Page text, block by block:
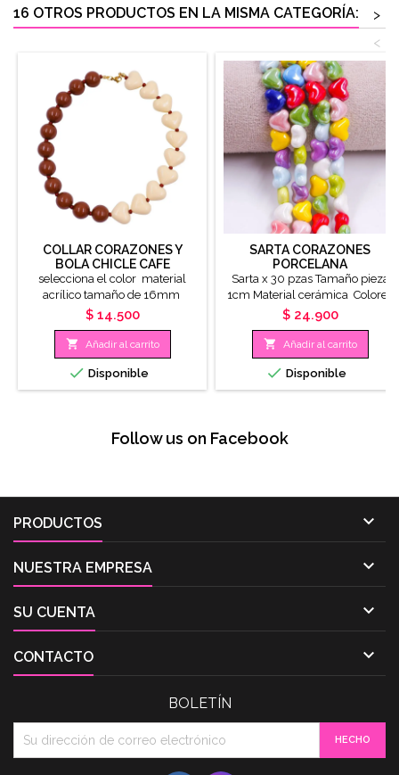
16 OTROS PRODUCTOS EN LA MISMA CATEGORÍA:
>
<
COLLAR CORAZONES Y
BOLA CHICLE CAFE
AMARILLO PASTEL X
UNIDAD
selecciona el color material
acrílico tamaño de 16mm
Precio
$ 14.500
 Añadir al carrito
 Disponible
SARTA CORAZONES
PORCELANA
Sarta x 30 pzas Tamaño pieza
1cm Material cerámica Colores
aleatorios
Precio
$ 24.900
 Añadir al carrito
 Disponible
Follow us on Facebook
PRODUCTOS 
NUESTRA EMPRESA 
SU CUENTA 
CONTACTO 
BOLETÍN